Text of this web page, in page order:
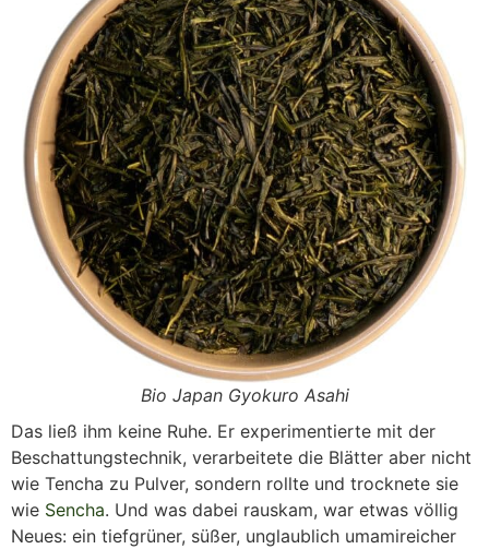
Bio Japan Gyokuro Asahi
Das ließ ihm keine Ruhe. Er experimentierte mit der
Beschattungstechnik, verarbeitete die Blätter aber nicht
wie Tencha zu Pulver, sondern rollte und trocknete sie
wie Sencha. Und was dabei rauskam, war etwas völlig
Neues: ein tiefgrüner, süßer, unglaublich umamireicher